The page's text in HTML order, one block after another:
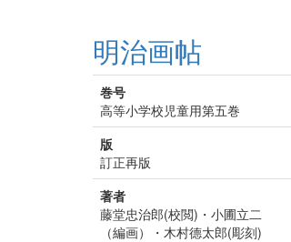
明治画帖
巻号
高等小学校児童用第五巻
版
訂正再版
著者
藤堂忠治郎(校閲)・小圃立二
（編画）・木村德太郎(彫刻)